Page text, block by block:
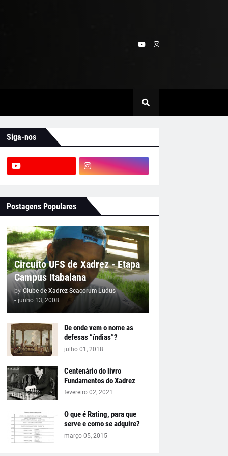
Siga-nos
Postagens Populares
Circuito UFS de Xadrez - Etapa
Campus Itabaiana
by Clube de Xadrez Scacorum Ludus
- junho 13, 2008
De onde vem o nome as
defesas “índias”?
julho 01, 2018
Centenário do livro
Fundamentos do Xadrez
fevereiro 02, 2021
O que é Rating, para que
serve e como se adquire?
março 05, 2015